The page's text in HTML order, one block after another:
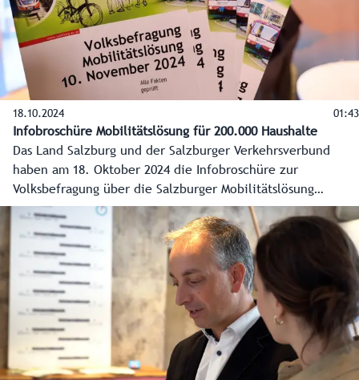
18.10.2024 01:43
Infobroschüre Mobilitätslösung für 200.000 Haushalte
Das Land Salzburg und der Salzburger Verkehrsverbund
haben am 18. Oktober 2024 die Infobroschüre zur
Volksbefragung über die Salzburger Mobilitätslösung
vorgestellt. Sie gibt einen Überblick über die geplanten
Projekte, die Risiken, den Stand der Finanzierung und Infos
zur Teilnahme an der Volksbefragung. Diese wird als
amtliche Mitteilung an alle rund 200.000 Haushalte im
Flachgau und Tennengau sowie der Stadt Salzburg
zugestellt.